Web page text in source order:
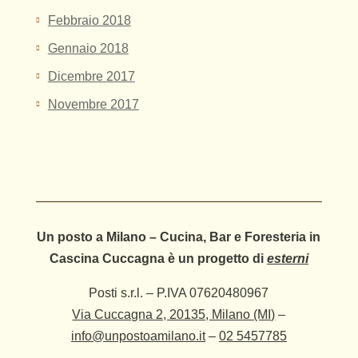
Febbraio 2018
Gennaio 2018
Dicembre 2017
Novembre 2017
Un posto a Milano – Cucina, Bar e Foresteria in
Cascina Cuccagna è un progetto di esterni
Posti s.r.l. – P.IVA 07620480967
Via Cuccagna 2, 20135, Milano (MI) –
info@unpostoamilano.it– 02 5457785